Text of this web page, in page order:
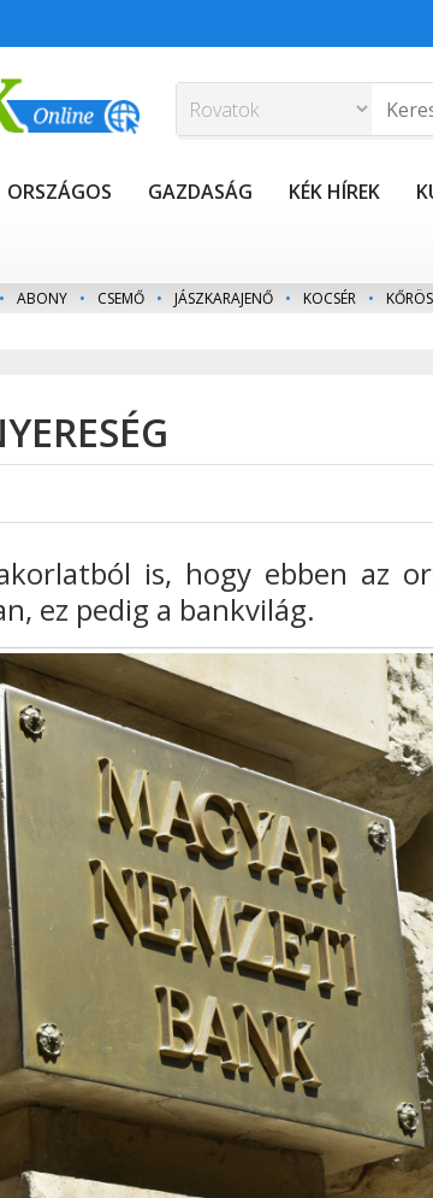
ORSZÁGOS GAZDASÁG KÉK HÍREK
• ABONY • CSEMŐ • JÁSZKARAJENŐ • KOCSÉR •
is, hogy ebben az
ez pedig a bankvilág.